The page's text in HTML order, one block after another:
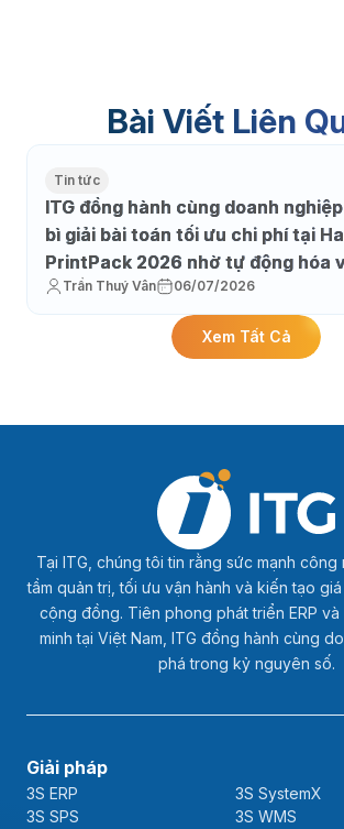
Bài Viết Liên
Tin tức
ITG đồng hành cùng doanh
bì giải bài toán tối ưu chi phí tại
PrintPack 2026 nhờ tự động hóa
thực thi sản xuất
Trần Thuý Vân 06/07/2026
Xem Tất Cả
Tại ITG, chúng tôi tin rằng sức mạnh
tầm quản trị, tối ưu vận hành và kiến tạo
cộng đồng. Tiên phong phát triển ERP và
minh tại Việt Nam, ITG đồng hành cùng
phá trong kỷ nguyên số.
Giải pháp
3S ERP
3S SystemX
3S SPS
3S WMS